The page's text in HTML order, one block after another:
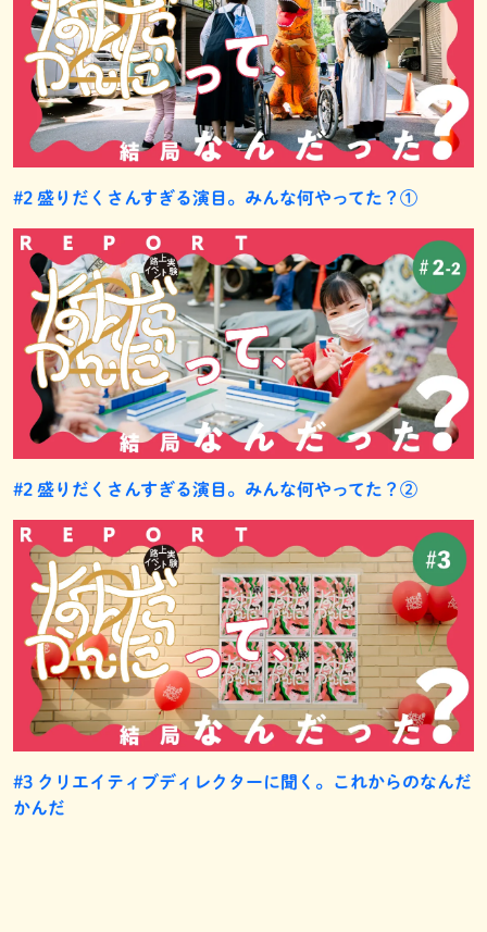
#2 盛りだくさんすぎる演目。みんな何やってた？①
#2 盛りだくさんすぎる演目。みんな何やってた？②
#3 クリエイティブディレクターに聞く。これからのなんだ
かんだ